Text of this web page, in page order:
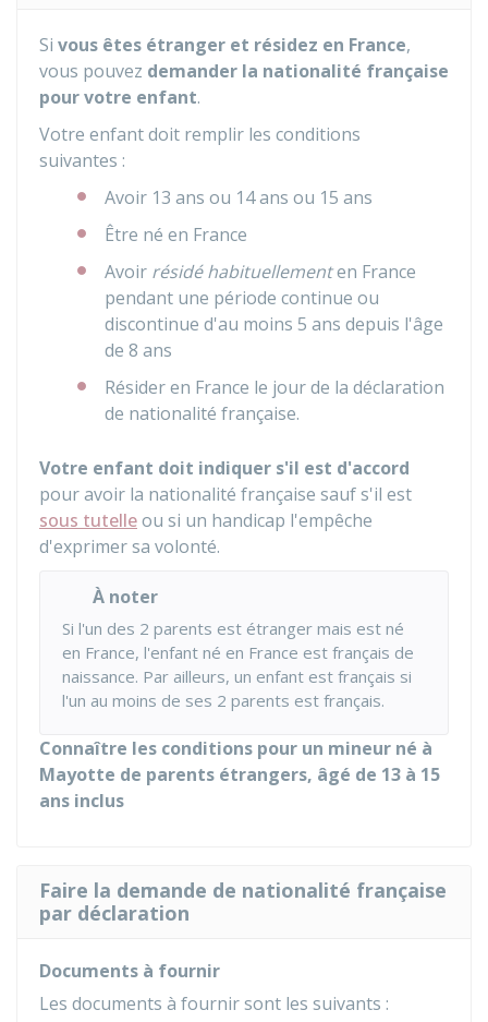
Si vous êtes étranger et résidez en France,
vous pouvez demander la nationalité française
pour votre enfant.
Votre enfant doit remplir les conditions
suivantes :
Avoir 13 ans ou 14 ans ou 15 ans
Être né en France
Avoir résidé habituellementen France
pendant une période continue ou
discontinue d'au moins 5 ans depuis l'âge
de 8 ans
Résider en France le jour de la déclaration
de nationalité française.
Votre enfant doit indiquer s'il est d'accord
pour avoir la nationalité française sauf s'il est
sous tutelleou si un handicap l'empêche
d'exprimer sa volonté.
À noter
Si l'un des 2 parents est étranger mais est né
en France, l'enfant né en France est français de
naissance. Par ailleurs, un enfant est français si
l'un au moins de ses 2 parents est français.
Connaître les conditions pour un mineur né à
Mayotte de parents étrangers, âgé de 13 à 15
ans inclus
Faire la demande de nationalité française
par déclaration
Documents à fournir
Les documents à fournir sont les suivants :